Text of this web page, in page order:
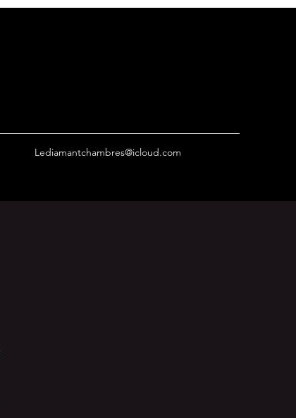
Lediamantchambres@icloud.com